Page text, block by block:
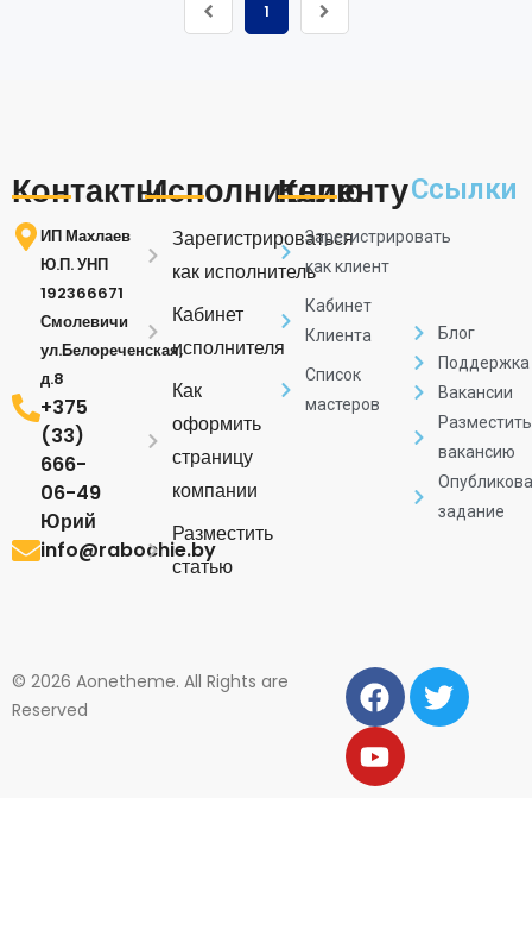
1
Контакты
ИП Махлаев
Ю.П. УНП
192366671
Смолевичи
ул.Белореченская,
д.8
+375
(33)
666-
06-49
Юрий
info@rabochie.by
Исполнителю
Зарегистрироваться
как исполнитель
Кабинет
исполнителя
Как
оформить
страницу
компании
Разместить
статью
Клиенту
Зарегистрировать
как клиент
Кабинет
Клиента
Список
мастеров
Ссылки
Блог
Поддержка
Вакансии
Разместить
вакансию
задание
© 2026 Aonetheme. All Rights are
Reserved